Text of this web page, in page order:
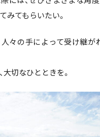
みてもらいたい。
々の手によって受け継が
大切なひとときを。